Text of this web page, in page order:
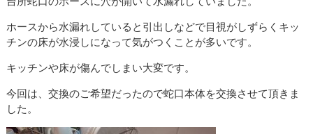
ホースから水漏れしていると引出しなどで目視がしずらくキッ
チンの床が水浸しになって気がつくことが多いです。
キッチンや床が傷んでしまい大変です。
今回は、交換のご希望だったので蛇口本体を交換させて頂きま
した。